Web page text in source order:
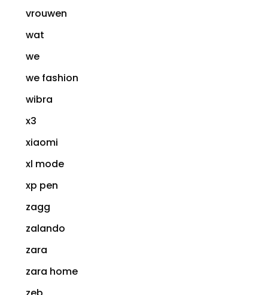
vrouwen
wat
we
we fashion
wibra
x3
xiaomi
xl mode
xp pen
zagg
zalando
zara
zara home